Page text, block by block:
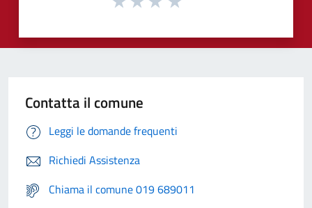
Contatta il comune
Leggi le domande frequenti
Richiedi Assistenza
Chiama il comune 019 689011